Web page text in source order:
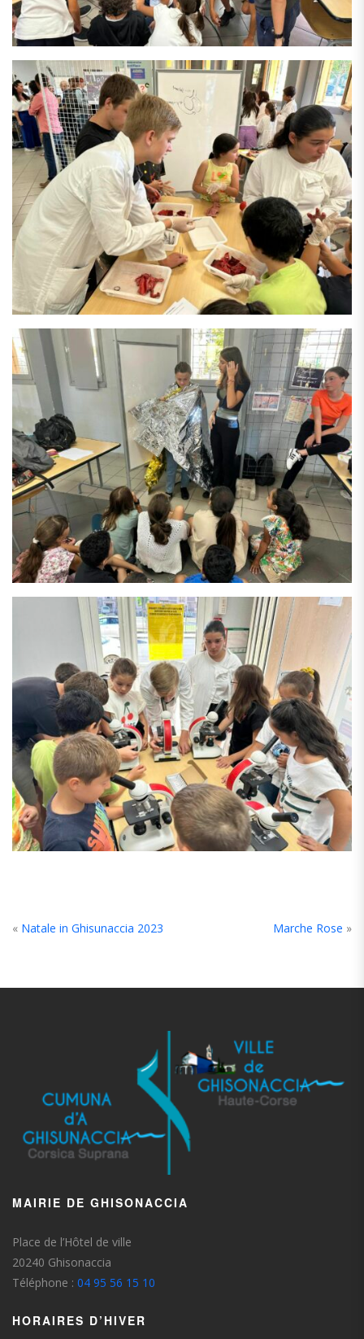
« Natale in Ghisunaccia 2023 Marche Rose »
MAIRIE DE GHISONACCIA
Place de l’Hôtel de ville
20240 Ghisonaccia
Téléphone : 04 95 56 15 10
HORAIRES D’HIVER